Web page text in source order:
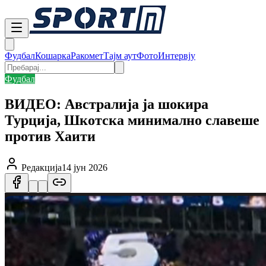
ФудбалКошаркаРакометТајм аутФотоИнтервју
Фудбал
ВИДЕО: Австралија ја шокира
Турција, Шкотска минимално славеше
против Хаити
Редакција14 јун 2026